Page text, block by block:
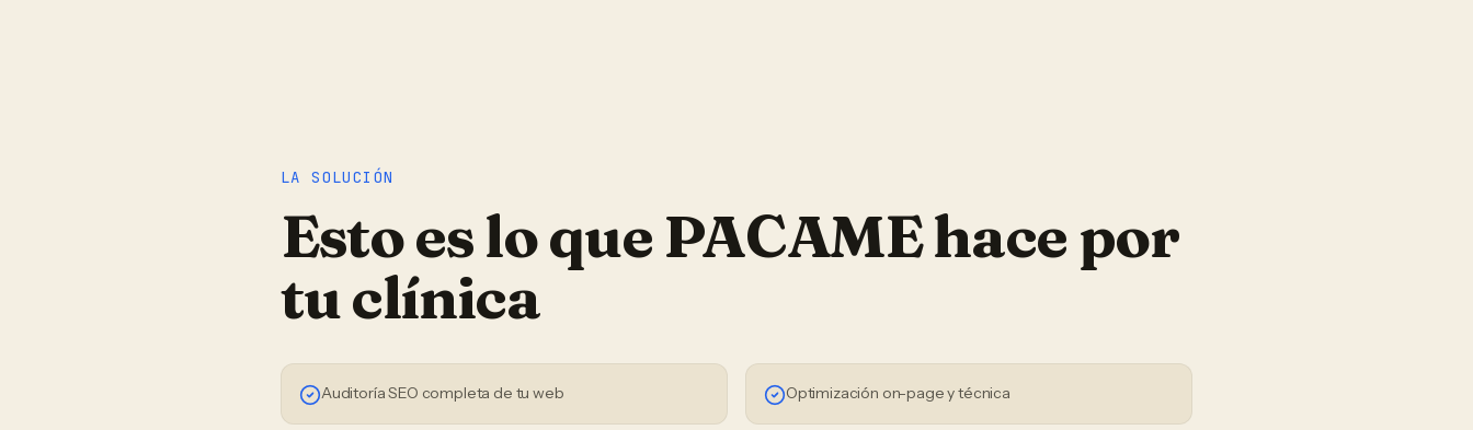
LA SOLUCIÓN
Esto es lo que PACAME hace por
tuclínica
Auditoría SEO completa de tu web Optimización on-page y técnica